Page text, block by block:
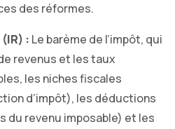
des réformes.
: Le barème de l’impôt, qui
revenus et les taux
les niches fiscales
d’impôt), les déductions
du revenu imposable) et les